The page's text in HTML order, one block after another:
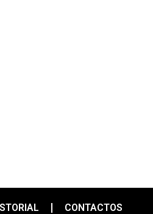
CONTACTOS